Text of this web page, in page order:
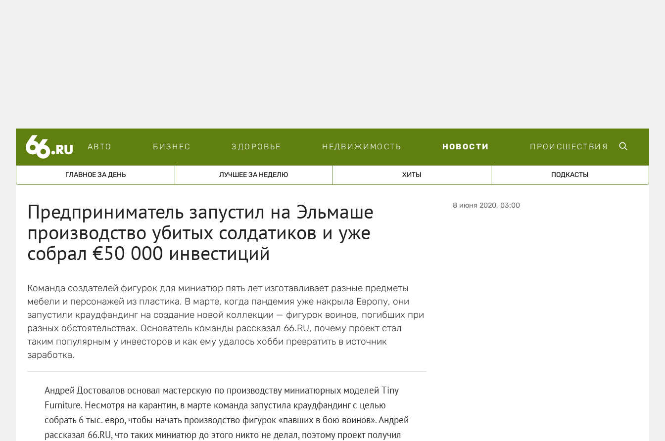
АВТО БИЗНЕС ЗДОРОВЬЕ НЕДВИЖИМОСТЬ НОВОСТИ ПРОИСШЕСТВИЯ
ГЛАВНОЕ ЗА ДЕНЬ ЛУЧШЕЕ ЗА НЕДЕЛЮ ХИТЫ ПОДКАСТЫ
Предприниматель запустил на Эльмаше
производство убитых солдатиков и уже
собрал €50 000 инвестиций
Команда создателей фигурок для миниатюр пять лет изготавливает разные предметы
мебели и персонажей из пластика. В марте, когда пандемия уже накрыла Европу, они
запустили краудфандинг на создание новой коллекции — фигурок воинов, погибших при
разных обстоятельствах. Основатель команды рассказал 66.RU, почему проект стал
таким популярным у инвесторов и как ему удалось хобби превратить в источник
заработка.
Андрей Достовалов основал мастерскую по производству миниатюрных моделей Tiny
Furniture. Несмотря на карантин, в марте команда запустила краудфандинг с целью
собрать 6 тыс. евро, чтобы начать производство фигурок «павших в бою воинов». Андрей
рассказал 66.RU, что таких миниатюр до этого никто не делал, поэтому проект получил
8 июня 2020, 03:00